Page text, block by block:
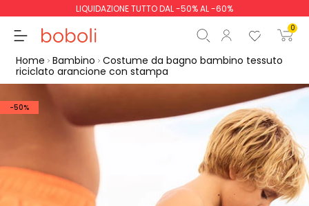
LIQUIDAZIONE TUTTO DAL -50% AL -60%
0
0,00 €
0,00 €
Continua Inizio ordine
Home Bambino Costume da bagno bambino tessuto
riciclato arancione con stampa
-50%